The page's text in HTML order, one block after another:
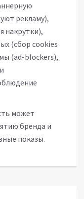
рекламу),
накрутки),
(сбор cookies
(ad-blockers),
может
бренда и
показы.